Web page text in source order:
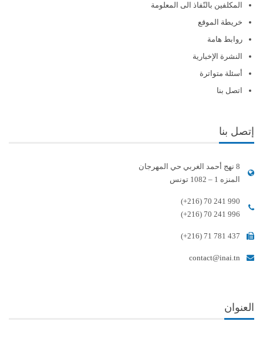
المكلفين بالنّفاذ الى المعلومة
خريطة الموقع
روابط هامة
النشرة الإخبارية
أسئلة متواترة
اتصل بنا
إتصل بنا
8 نهج أحمد الغربي حي المهرجان
المنزه 1 – 1082 تونس
(+216) 70 241 990
(+216) 70 241 996
(+216) 71 781 437
contact@inai.tn
العنوان